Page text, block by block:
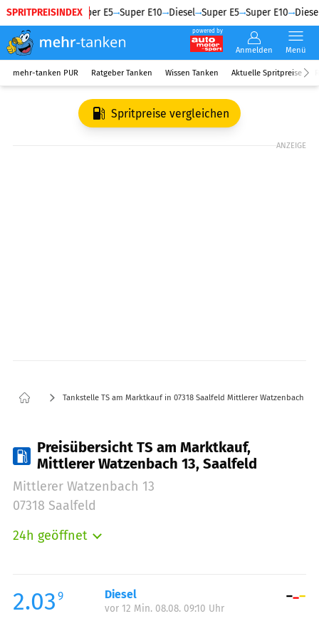
SPRITPREISINDEX
Diesel Super E5 Super E10 Diesel Super E5 Super E10 Diesel
powered by
Anmelden Menü
mehr-tanken PUR Ratgeber Tanken Wissen Tanken Aktuelle Spritpreise
Spritpreise vergleichen
ANZEIGE
Tankstelle TS am Marktkauf in 07318 Saalfeld Mittlerer Watzenbach 13
Preisübersicht TS am Marktkauf,
Mittlerer Watzenbach 13, Saalfeld
Mittlerer Watzenbach 13
07318 Saalfeld
24h geöffnet
Mittwoch:
00:00-24:00
Donnerstag:
2.03 9 Diesel
vor 12 Min. 08.08. 09:10 Uhr